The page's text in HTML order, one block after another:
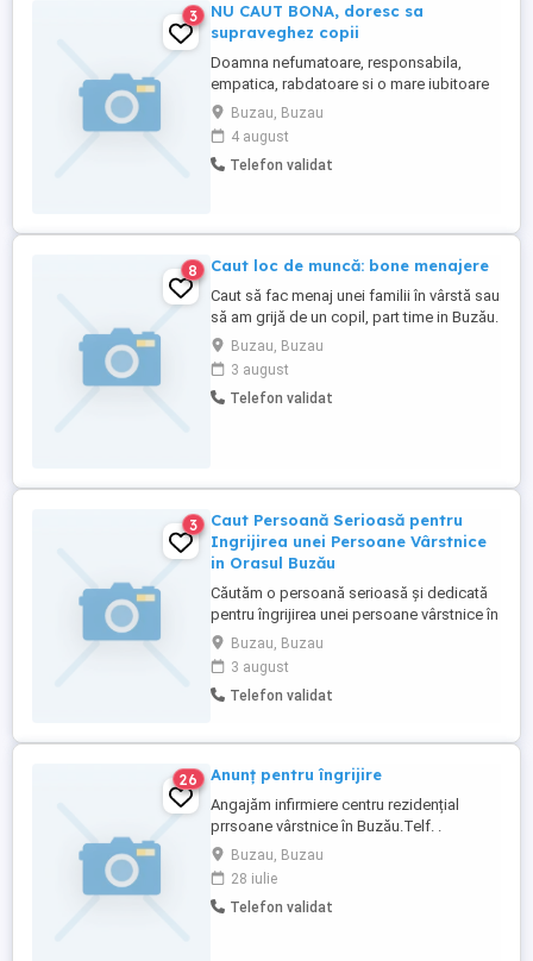
3
NU CAUT BONA, doresc sa
supraveghez copii
Doamna nefumatoare, responsabila,
empatica, rabdatoare si o mare iubitoare
de copii, doresc sa supraveghez si sa
formez un copilas cu abilitati si deprinderi
sanatoase. Pot supraveghea si ajuta si la
teme, daca copilul este la scoala. Fiindca-
Buzau, Buzau
4 august
Telefon validat
8 Caut loc de muncă: bone menajere
Caut să fac menaj unei familii în vârstă sau
să am grijă de un copil, part time in Buzău.
Buzau, Buzau
3 august
Telefon validat
3
Caut Persoană Serioasă pentru
Ingrijirea unei Persoane Vârstnice
in Orasul Buzău
Căutăm o persoană serioasă și dedicată
pentru îngrijirea unei persoane vârstnice în
orașul Buzău. Programul este flexibil si
poate varia între 4 și 15 zile pe lună, în
funcție de disponibilitatea
dumneavoastra. Salariu competitiv si în
trebuie să fie responsabil, ...
Buzau, Buzau
3 august
Telefon validat
26 Anunț pentru îngrijire
Angajăm infirmiere centru rezidențial
prrsoane vârstnice în Buzău.Telf. .
Buzau, Buzau
28 iulie
Telefon validat